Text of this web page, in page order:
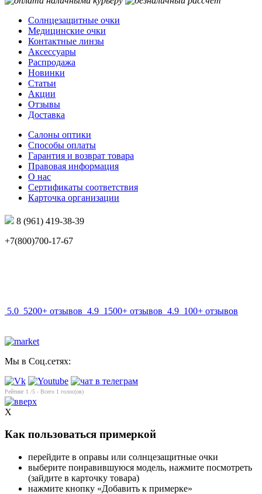
Солнцезащитные очки
Медицинские очки
Контактные линзы
Аксессуары
Распродажа
Новинки
Статьи
Акции
Отзывы
Доставка
Салоны оптики
Способы оплаты
Гарантия и возврат товара
Правовая информация
О нас
Сертификаты соответствия
Карточка организации
8 (961) 419-38-39
+7(800)700-17-67
5.0 5200+ отзывов 4.9 1500+ отзывов 4.9 100+ отзывов
Мы в Соц.сетях:
Рейтинг 1 /5 - Всего 1 голос(ов)
X
Как пользоваться примеркой
перейдите в оправы или солнцезащитные очки
выберите понравившуюся модель, нажмите посмотреть
(зайдите в карточку товара)
нажмите кнопку «Добавить к примерке»